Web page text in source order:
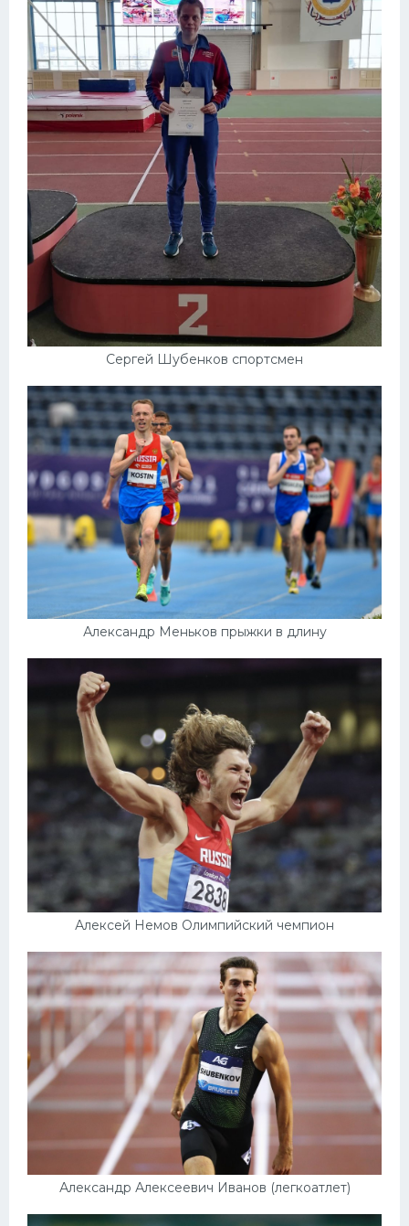
Сергей Шубенков спортсмен
Александр Меньков прыжки в длину
Алексей Немов Олимпийский чемпион
Александр Алексеевич Иванов (легкоатлет)